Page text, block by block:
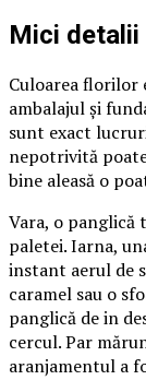
Mici detalii
Culoarea florilor
ambalajul și
sunt exact
nepotrivită
bine aleasă o
Vara, o panglică
paletei. Iarna,
instant aerul de
caramel sau o
panglică de in
cercul. Par
aranjamentul a